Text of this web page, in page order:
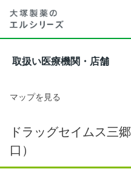
取扱い医療機関・店舗
マップを見る
ドラッグセイムス三
口）